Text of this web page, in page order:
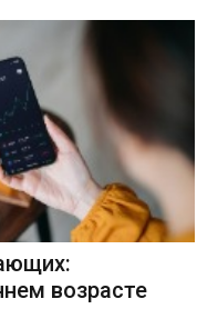
возрасте